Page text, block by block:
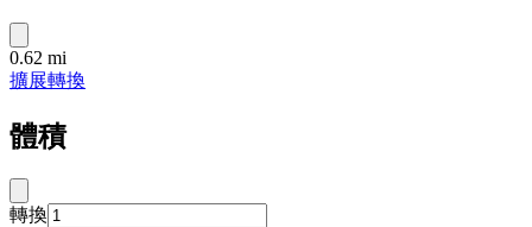
0.62 mi
擴展轉換
體積
轉換